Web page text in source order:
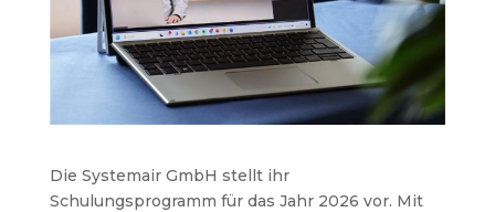
Die Systemair GmbH stellt ihr
Schulungsprogramm für das Jahr 2026 vor. Mit